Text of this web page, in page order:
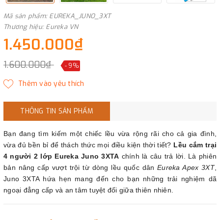
Mã sản phẩm: EUREKA_JUNO_3XT
Thương hiệu: Eureka VN
1.450.000₫
1.600.000₫ - 9%
THÔNG TIN SẢN PHẨM
Bạn đang tìm kiếm một chiếc lều vừa rộng rãi cho cả gia đình,
vừa đủ bền bỉ để thách thức mọi điều kiện thời tiết? Lều cắm trại
4 người 2 lớp Eureka Juno 3XTA chính là câu trả lời. Là phiên
bản nâng cấp vượt trội từ dòng lều quốc dân Eureka Apex 3XT,
Juno 3XTA hứa hẹn mang đến cho bạn những trải nghiệm dã
ngoại đẳng cấp và an tâm tuyệt đối giữa thiên nhiên.